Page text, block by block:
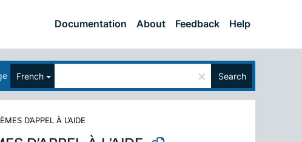
Documentation About Feedback Help
French × Search
D’APPEL À L’AIDE